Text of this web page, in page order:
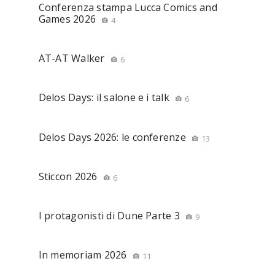
Conferenza stampa Lucca Comics and
Games 2026
4
AT-AT Walker 6
Delos Days: il salone e i talk 6
Delos Days 2026: le conferenze 13
Sticcon 2026 6
I protagonisti di Dune Parte 3 9
In memoriam 2026 11